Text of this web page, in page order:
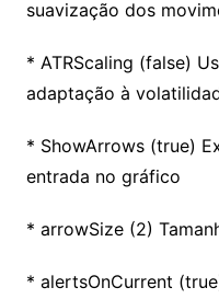
suavização dos
* ATRScaling (false)
adaptação à
* ShowArrows (true)
entrada no gráfico
* arrowSize (2)
* alertsOnCurrent